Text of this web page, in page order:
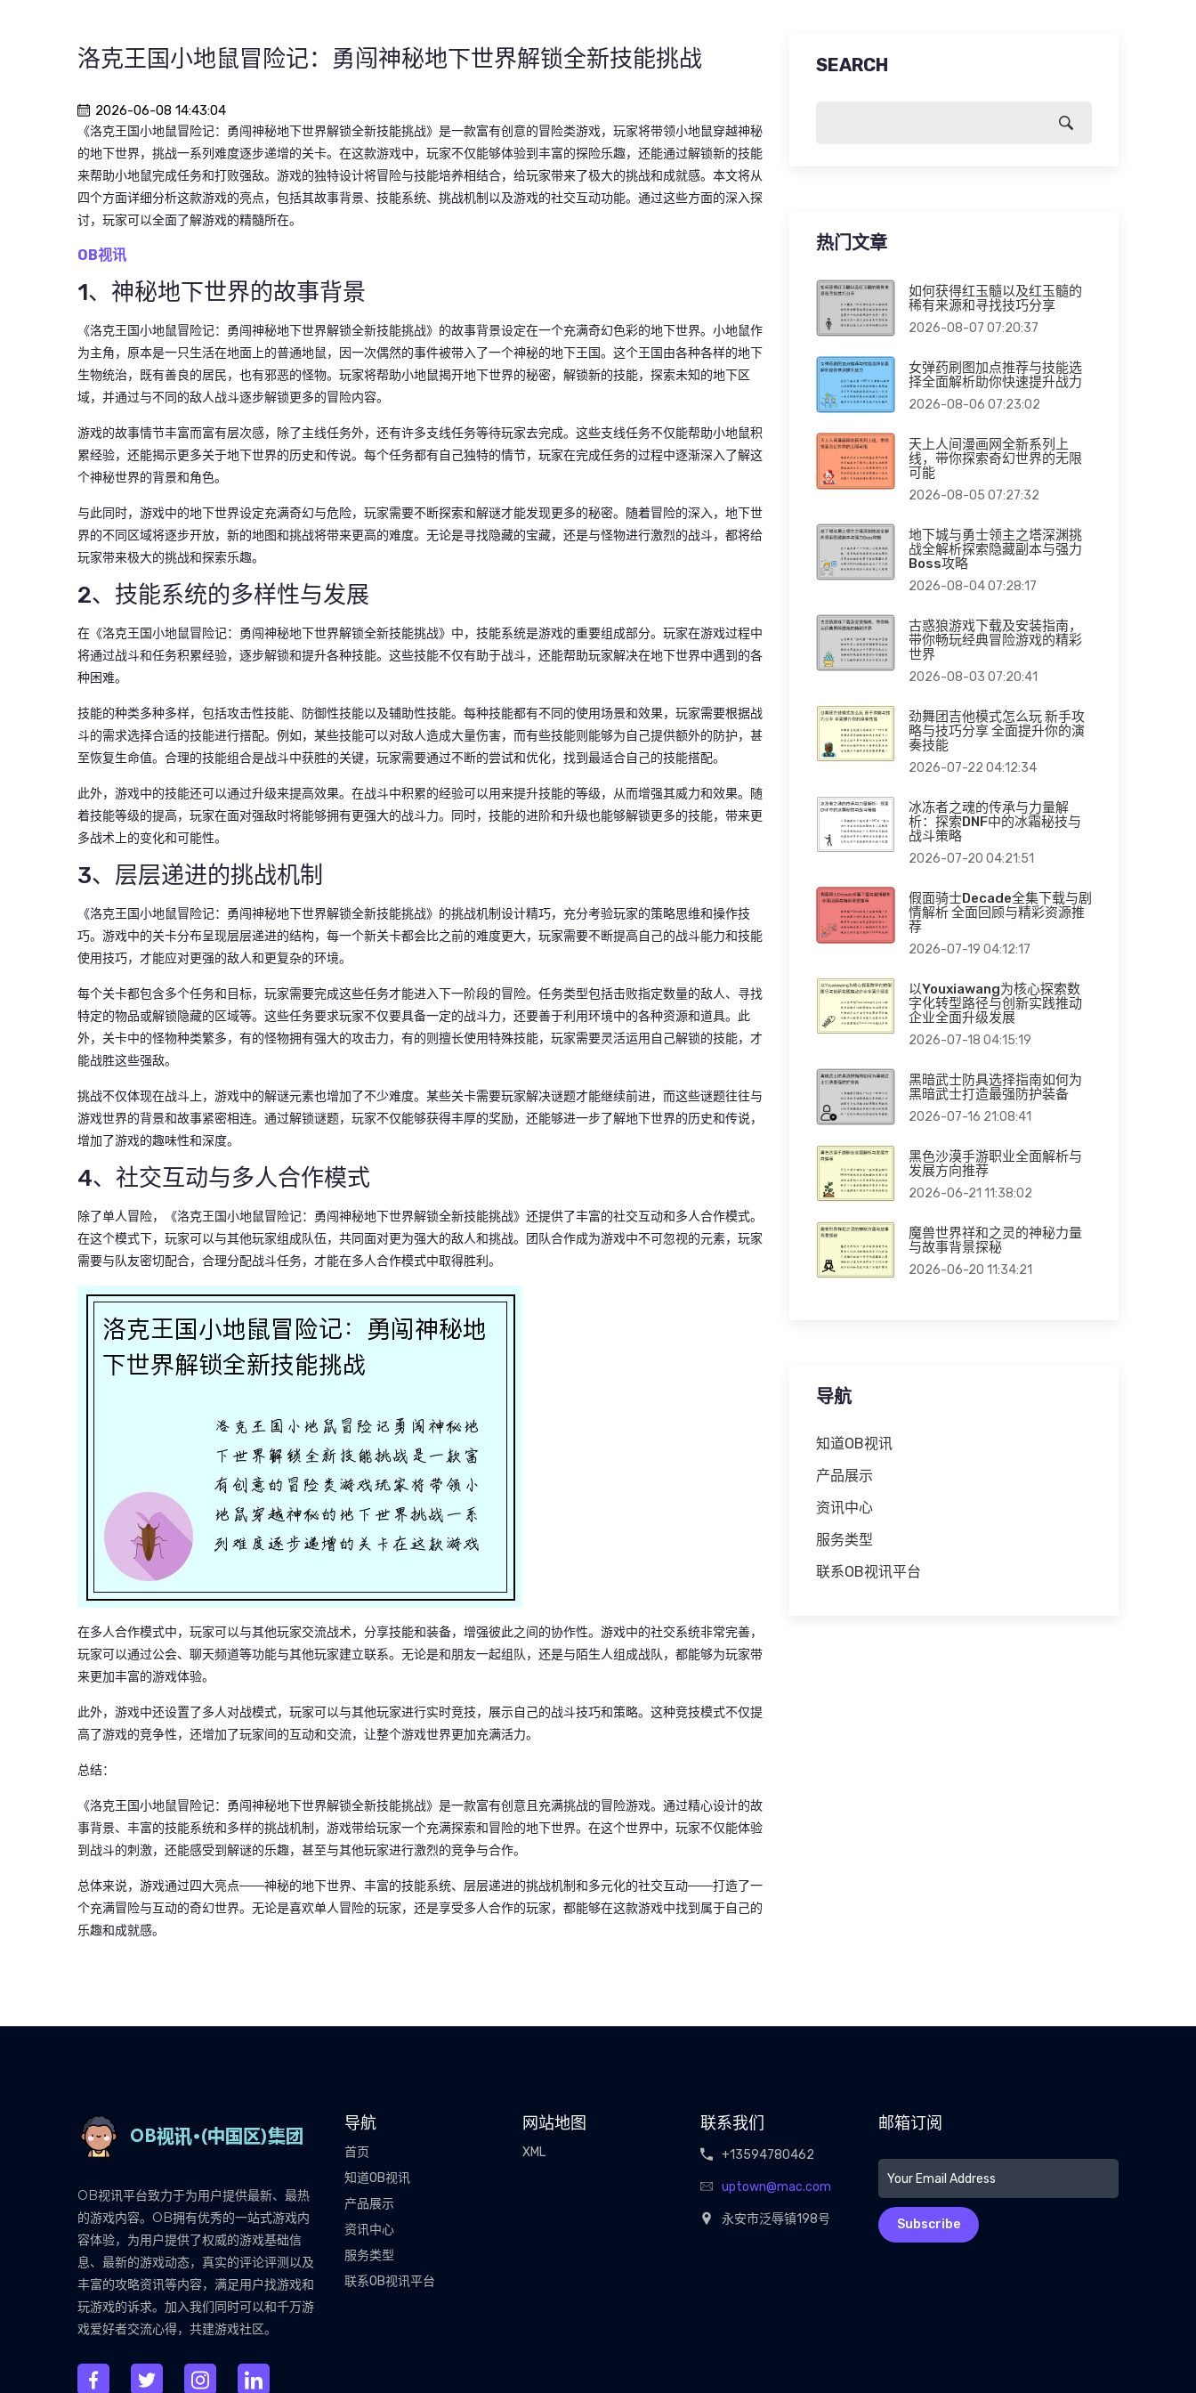
洛克王国小地鼠冒险记：勇闯神秘地下世界解锁全新技能挑战
2026-06-08 14:43:04
《洛克王国小地鼠冒险记：勇闯神秘地下世界解锁全新技能挑战》是一款富有创意的冒险类游戏，玩家将带领小地鼠穿越神秘
的地下世界，挑战一系列难度逐步递增的关卡。在这款游戏中，玩家不仅能够体验到丰富的探险乐趣，还能通过解锁新的技能
来帮助小地鼠完成任务和打败强敌。游戏的独特设计将冒险与技能培养相结合，给玩家带来了极大的挑战和成就感。本文将从
四个方面详细分析这款游戏的亮点，包括其故事背景、技能系统、挑战机制以及游戏的社交互动功能。通过这些方面的深入探
讨，玩家可以全面了解游戏的精髓所在。
OB视讯
1、神秘地下世界的故事背景
《洛克王国小地鼠冒险记：勇闯神秘地下世界解锁全新技能挑战》的故事背景设定在一个充满奇幻色彩的地下世界。小地鼠作
为主角，原本是一只生活在地面上的普通地鼠，因一次偶然的事件被带入了一个神秘的地下王国。这个王国由各种各样的地下
生物统治，既有善良的居民，也有邪恶的怪物。玩家将帮助小地鼠揭开地下世界的秘密，解锁新的技能，探索未知的地下区
域，并通过与不同的敌人战斗逐步解锁更多的冒险内容。
游戏的故事情节丰富而富有层次感，除了主线任务外，还有许多支线任务等待玩家去完成。这些支线任务不仅能帮助小地鼠积
累经验，还能揭示更多关于地下世界的历史和传说。每个任务都有自己独特的情节，玩家在完成任务的过程中逐渐深入了解这
个神秘世界的背景和角色。
与此同时，游戏中的地下世界设定充满奇幻与危险，玩家需要不断探索和解谜才能发现更多的秘密。随着冒险的深入，地下世
界的不同区域将逐步开放，新的地图和挑战将带来更高的难度。无论是寻找隐藏的宝藏，还是与怪物进行激烈的战斗，都将给
玩家带来极大的挑战和探索乐趣。
2、技能系统的多样性与发展
在《洛克王国小地鼠冒险记：勇闯神秘地下世界解锁全新技能挑战》中，技能系统是游戏的重要组成部分。玩家在游戏过程中
将通过战斗和任务积累经验，逐步解锁和提升各种技能。这些技能不仅有助于战斗，还能帮助玩家解决在地下世界中遇到的各
种困难。
技能的种类多种多样，包括攻击性技能、防御性技能以及辅助性技能。每种技能都有不同的使用场景和效果，玩家需要根据战
斗的需求选择合适的技能进行搭配。例如，某些技能可以对敌人造成大量伤害，而有些技能则能够为自己提供额外的防护，甚
至恢复生命值。合理的技能组合是战斗中获胜的关键，玩家需要通过不断的尝试和优化，找到最适合自己的技能搭配。
此外，游戏中的技能还可以通过升级来提高效果。在战斗中积累的经验可以用来提升技能的等级，从而增强其威力和效果。随
着技能等级的提高，玩家在面对强敌时将能够拥有更强大的战斗力。同时，技能的进阶和升级也能够解锁更多的技能，带来更
多战术上的变化和可能性。
3、层层递进的挑战机制
《洛克王国小地鼠冒险记：勇闯神秘地下世界解锁全新技能挑战》的挑战机制设计精巧，充分考验玩家的策略思维和操作技
巧。游戏中的关卡分布呈现层层递进的结构，每一个新关卡都会比之前的难度更大，玩家需要不断提高自己的战斗能力和技能
使用技巧，才能应对更强的敌人和更复杂的环境。
每个关卡都包含多个任务和目标，玩家需要完成这些任务才能进入下一阶段的冒险。任务类型包括击败指定数量的敌人、寻找
特定的物品或解锁隐藏的区域等。这些任务要求玩家不仅要具备一定的战斗力，还要善于利用环境中的各种资源和道具。此
外，关卡中的怪物种类繁多，有的怪物拥有强大的攻击力，有的则擅长使用特殊技能，玩家需要灵活运用自己解锁的技能，才
能战胜这些强敌。
挑战不仅体现在战斗上，游戏中的解谜元素也增加了不少难度。某些关卡需要玩家解决谜题才能继续前进，而这些谜题往往与
游戏世界的背景和故事紧密相连。通过解锁谜题，玩家不仅能够获得丰厚的奖励，还能够进一步了解地下世界的历史和传说，
增加了游戏的趣味性和深度。
4、社交互动与多人合作模式
除了单人冒险，《洛克王国小地鼠冒险记：勇闯神秘地下世界解锁全新技能挑战》还提供了丰富的社交互动和多人合作模式。
在这个模式下，玩家可以与其他玩家组成队伍，共同面对更为强大的敌人和挑战。团队合作成为游戏中不可忽视的元素，玩家
需要与队友密切配合，合理分配战斗任务，才能在多人合作模式中取得胜利。
在多人合作模式中，玩家可以与其他玩家交流战术，分享技能和装备，增强彼此之间的协作性。游戏中的社交系统非常完善，
玩家可以通过公会、聊天频道等功能与其他玩家建立联系。无论是和朋友一起组队，还是与陌生人组成战队，都能够为玩家带
来更加丰富的游戏体验。
此外，游戏中还设置了多人对战模式，玩家可以与其他玩家进行实时竞技，展示自己的战斗技巧和策略。这种竞技模式不仅提
高了游戏的竞争性，还增加了玩家间的互动和交流，让整个游戏世界更加充满活力。
总结：
《洛克王国小地鼠冒险记：勇闯神秘地下世界解锁全新技能挑战》是一款富有创意且充满挑战的冒险游戏。通过精心设计的故
事背景、丰富的技能系统和多样的挑战机制，游戏带给玩家一个充满探索和冒险的地下世界。在这个世界中，玩家不仅能体验
到战斗的刺激，还能感受到解谜的乐趣，甚至与其他玩家进行激烈的竞争与合作。
总体来说，游戏通过四大亮点——神秘的地下世界、丰富的技能系统、层层递进的挑战机制和多元化的社交互动——打造了一
个充满冒险与互动的奇幻世界。无论是喜欢单人冒险的玩家，还是享受多人合作的玩家，都能够在这款游戏中找到属于自己的
乐趣和成就感。
SEARCH
热门文章
如何获得红玉髓以及红玉髓的
稀有来源和寻找技巧分享
2026-08-07 07:20:37
女弹药刷图加点推荐与技能选
择全面解析助你快速提升战力
2026-08-06 07:23:02
天上人间漫画网全新系列上
线，带你探索奇幻世界的无限
可能
2026-08-05 07:27:32
地下城与勇士领主之塔深渊挑
战全解析探索隐藏副本与强力
Boss攻略
2026-08-04 07:28:17
古惑狼游戏下载及安装指南，
带你畅玩经典冒险游戏的精彩
世界
2026-08-03 07:20:41
劲舞团吉他模式怎么玩 新手攻
略与技巧分享 全面提升你的演
奏技能
2026-07-22 04:12:34
冰冻者之魂的传承与力量解
析：探索DNF中的冰霜秘技与
战斗策略
2026-07-20 04:21:51
假面骑士Decade全集下载与剧
情解析 全面回顾与精彩资源推
荐
2026-07-19 04:12:17
以Youxiawang为核心探索数
字化转型路径与创新实践推动
企业全面升级发展
2026-07-18 04:15:19
黑暗武士防具选择指南如何为
黑暗武士打造最强防护装备
2026-07-16 21:08:41
黑色沙漠手游职业全面解析与
发展方向推荐
2026-06-21 11:38:02
魔兽世界祥和之灵的神秘力量
与故事背景探秘
2026-06-20 11:34:21
导航
知道OB视讯
产品展示
资讯中心
服务类型
联系OB视讯平台
OB视讯平台致力于为用户提供最新、最热
的游戏内容。OB拥有优秀的一站式游戏内
容体验，为用户提供了权威的游戏基础信
息、最新的游戏动态，真实的评论评测以及
丰富的攻略资讯等内容，满足用户找游戏和
玩游戏的诉求。加入我们同时可以和千万游
戏爱好者交流心得，共建游戏社区。
导航
首页
知道OB视讯
产品展示
资讯中心
服务类型
联系OB视讯平台
网站地图
XML
联系我们
+13594780462
uptown@mac.com
永安市泛辱镇198号
邮箱订阅
Subscribe